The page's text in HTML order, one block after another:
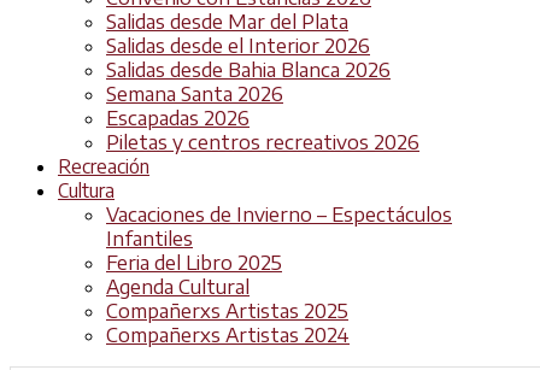
Salidas desde Mar del Plata
Salidas desde el Interior 2026
Salidas desde Bahia Blanca 2026
Semana Santa 2026
Escapadas 2026
Piletas y centros recreativos 2026
Recreación
Cultura
Vacaciones de Invierno – Espectáculos
Infantiles
Feria del Libro 2025
Agenda Cultural
Compañerxs Artistas 2025
Compañerxs Artistas 2024